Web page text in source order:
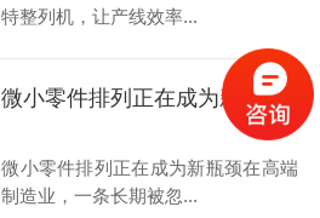
特整列机，让产线效率...
微小零件排列正在成为新瓶颈
微小零件排列正在成为新瓶颈在高端
制造业，一条长期被忽...